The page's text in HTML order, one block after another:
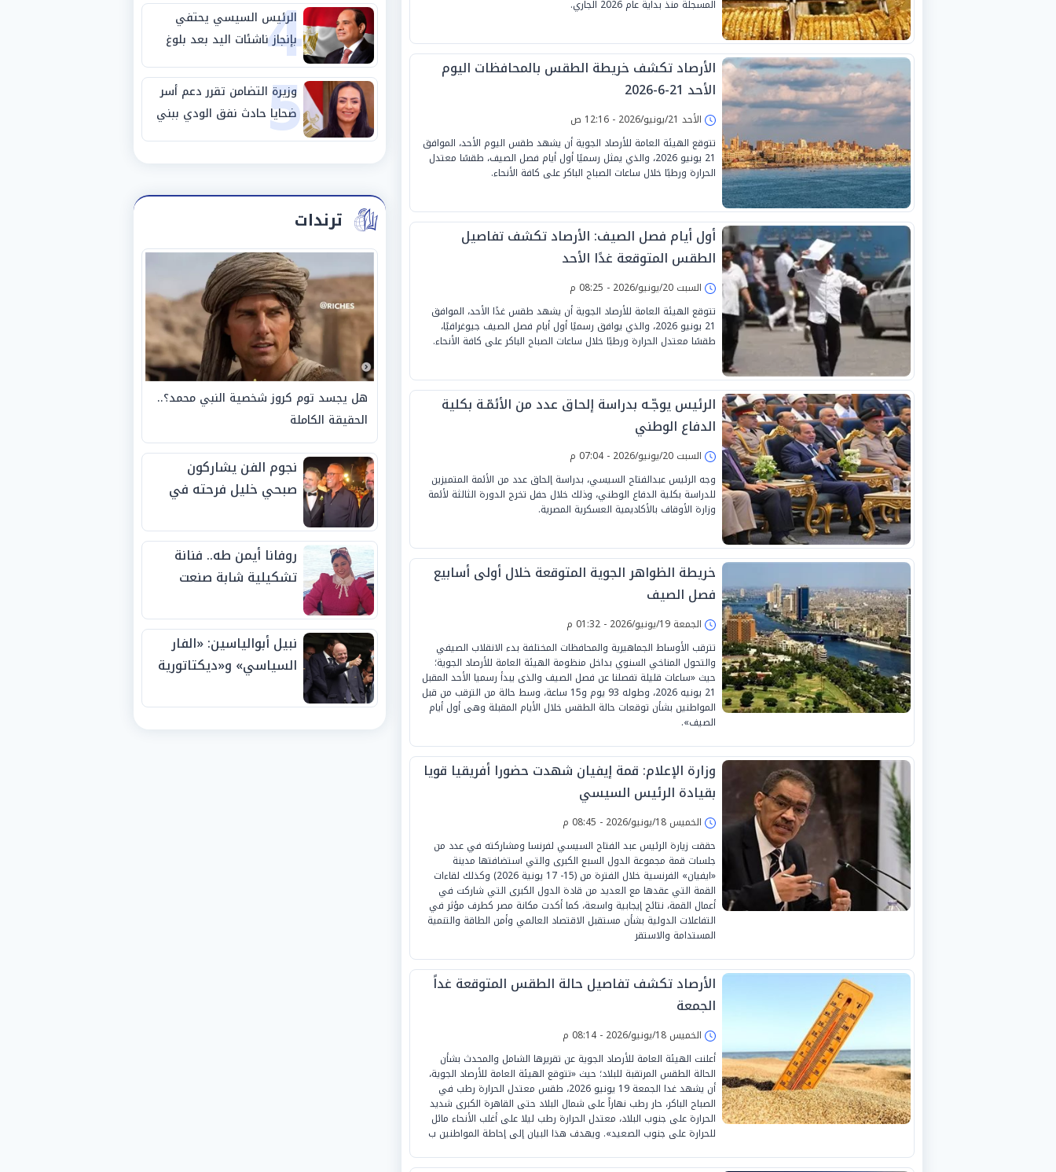
المسجلة منذ بداية عام 2026 الجاري.
الأرصاد تكشف خريطة الطقس بالمحافظات اليوم
الأحد 21-6-2026
الأحد 21/يونيو/2026 - 12:16 ص
تتوقع الهيئة العامة للأرصاد الجوية أن يشهد طقس اليوم الأحد، الموافق
21 يونيو 2026، والذي يمثل رسميًا أول أيام فصل الصيف، طقسًا معتدل
الحرارة ورطبًا خلال ساعات الصباح الباكر على كافة الأنحاء.
أول أيام فصل الصيف: الأرصاد تكشف تفاصيل
الطقس المتوقعة غدًا الأحد
السبت 20/يونيو/2026 - 08:25 م
تتوقع الهيئة العامة للأرصاد الجوية أن يشهد طقس غدًا الأحد، الموافق
21 يونيو 2026، والذي يوافق رسميًا أول أيام فصل الصيف جيوغرافيًا،
طقسًا معتدل الحرارة ورطبًا خلال ساعات الصباح الباكر على كافة الأنحاء.
الرئيس يوجّـه بدراسة إلحاق عدد من الأئمّـة بكلية
الدفاع الوطني
السبت 20/يونيو/2026 - 07:04 م
وجه الرئيس عبدالفتاح السيسي، بدراسة إلحاق عدد من الأئمة المتميزين
للدراسة بكلية الدفاع الوطني، وذلك خلال حفل تخرج الدورة الثالثة لأئمة
وزارة الأوقاف بالأكاديمية العسكرية المصرية.
خريطة الظواهر الجوية المتوقعة خلال أولى أسابيع
فصل الصيف
الجمعة 19/يونيو/2026 - 01:32 م
تترقب الأوساط الجماهيرية والمحافظات المختلفة بدء الانقلاب الصيفي
والتحول المناخي السنوي بداخل منظومة الهيئة العامة للأرصاد الجوية؛
حيث «ساعات قليلة تفصلنا عن فصل الصيف والذى يبدأ رسميا الأحد المقبل
21 يونيه 2026، وطوله 93 يوم و15 ساعة، وسط حالة من الترقب من قبل
المواطنين بشأن توقعات حالة الطقس خلال الأيام المقبلة وهى أول أيام
الصيف».
وزارة الإعلام: قمة إيفيان شهدت حضورا أفريقيا قويا
بقيادة الرئيس السيسي
الخميس 18/يونيو/2026 - 08:45 م
حققت زيارة الرئيس عبد الفتاح السيسي لفرنسا ومشاركته في عدد من
جلسات قمة مجموعة الدول السبع الكبرى والتي استضافتها مدينة
«ايفيان» الفرنسية خلال الفترة من (15- 17 يونية 2026) وكذلك لقاءات
القمة التي عقدها مع العديد من قادة الدول الكبرى التي شاركت في
أعمال القمة، نتائج إيجابية واسعة، كما أكدت مكانة مصر كطرف مؤثر في
التفاعلات الدولية بشأن مستقبل الاقتصاد العالمي وأمن الطاقة والتنمية
المستدامة والاستقر
الأرصاد تكشف تفاصيل حالة الطقس المتوقعة غداً
الجمعة
الخميس 18/يونيو/2026 - 08:14 م
أعلنت الهيئة العامة للأرصاد الجوية عن تقريرها الشامل والمحدث بشأن
الحالة الطقس المرتقبة للبلاد؛ حيث «تتوقع الهيئة العامة للأرصاد الجوية،
أن يشهد غدا الجمعة 19 يونيو 2026، طقس معتدل الحرارة رطب في
الصباح الباكر، حار رطب نهاراً على شمال البلاد حتى القاهرة الكبرى شديد
الحرارة على جنوب البلاد، معتدل الحرارة رطب ليلا على أغلب الأنحاء مائل
للحرارة على جنوب الصعيد». ويهدف هذا البيان إلى إحاطة المواطنين ب
4
الرئيس السيسي يحتفي
بإنجاز ناشئات اليد بعد بلوغ
نصف نهائي كأس العالم
5
وزيرة التضامن تقرر دعم أسر
ضحايا حادث نفق الودي ببني
سويف
ترندات
هل يجسد توم كروز شخصية النبي محمد؟..
الحقيقة الكاملة
نجوم الفن يشاركون
صبحي خليل فرحته في
روفانا أيمن طه.. فنانة
تشكيلية شابة صنعت
الجوائز منذ الصغر
نبيل أبوالياسين: «الفار
السياسي» و«ديكتاتورية
الفيفا».. وإقالة